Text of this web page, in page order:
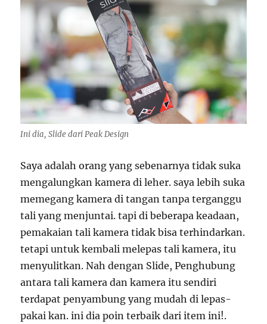
Ini dia, Slide dari Peak Design
Saya adalah orang yang sebenarnya tidak suka
mengalungkan kamera di leher. saya lebih suka
memegang kamera di tangan tanpa terganggu
tali yang menjuntai. tapi di beberapa keadaan,
pemakaian tali kamera tidak bisa terhindarkan.
tetapi untuk kembali melepas tali kamera, itu
menyulitkan. Nah dengan Slide, Penghubung
antara tali kamera dan kamera itu sendiri
terdapat penyambung yang mudah di lepas-
pakai kan. ini dia poin terbaik dari item ini!.